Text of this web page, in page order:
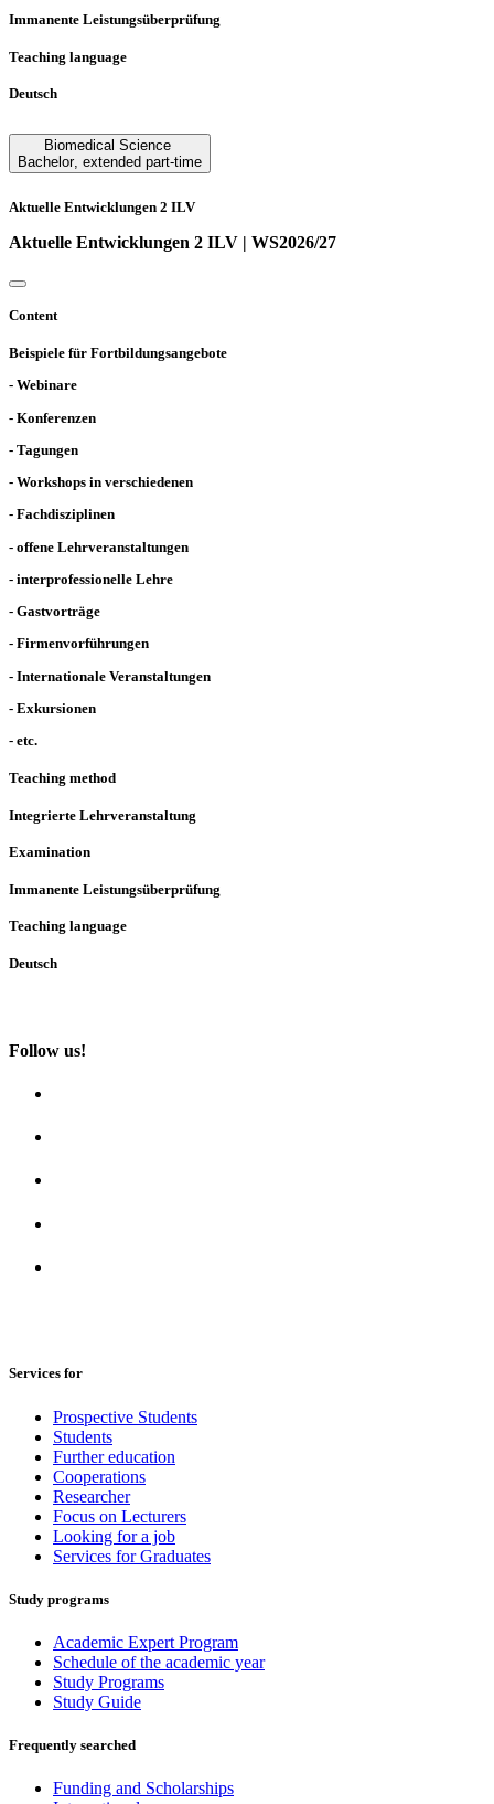
Immanente Leistungsüberprüfung
Teaching language
Deutsch
Biomedical Science
Bachelor, extended part-time
Aktuelle Entwicklungen 2 ILV
Aktuelle Entwicklungen 2 ILV | WS2026/27
Content
Beispiele für Fortbildungsangebote
- Webinare
- Konferenzen
- Tagungen
- Workshops in verschiedenen
- Fachdisziplinen
- offene Lehrveranstaltungen
- interprofessionelle Lehre
- Gastvorträge
- Firmenvorführungen
- Internationale Veranstaltungen
- Exkursionen
- etc.
Teaching method
Integrierte Lehrveranstaltung
Examination
Immanente Leistungsüberprüfung
Teaching language
Deutsch
Follow us!
Services for
Prospective Students
Students
Further education
Cooperations
Researcher
Focus on Lecturers
Looking for a job
Services for Graduates
Study programs
Academic Expert Program
Schedule of the academic year
Study Programs
Study Guide
Frequently searched
Funding and Scholarships